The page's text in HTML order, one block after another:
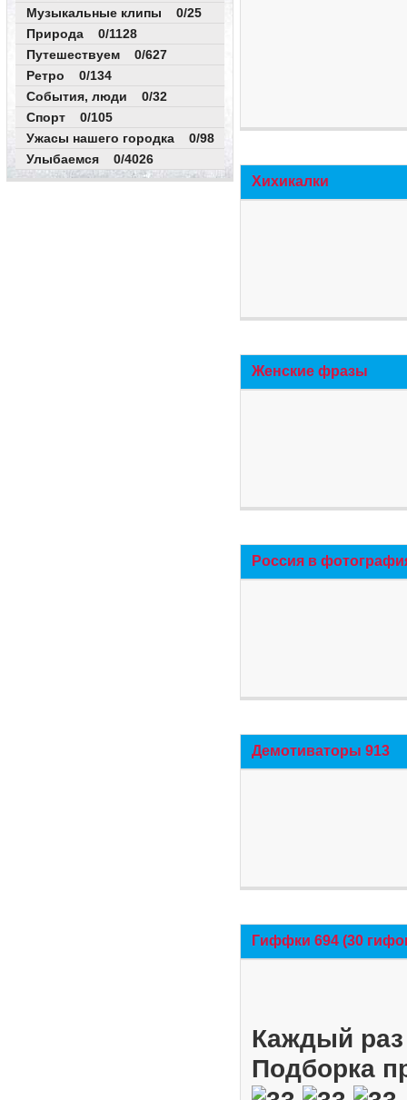
Музыкальные клипы 0/25
Природа 0/1128
Путешествуем 0/627
Ретро 0/134
События, люди 0/32
Спорт 0/105
Ужасы нашего городка 0/98
Улыбаемся 0/4026
Хихикалки
Женские фразы
Россия в
Демотиваторы 913
Гиффки 694 (30
Каждый
Подборка